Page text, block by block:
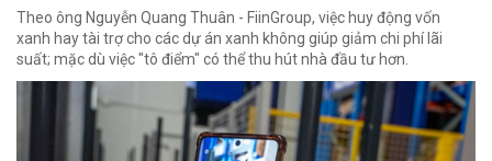
Theo ông Nguyễn Quang Thuân - FiinGroup, việc huy động vốn
xanh hay tài trợ cho các dự án xanh không giúp giảm chi phí lãi
suất; mặc dù việc "tô điểm" có thể thu hút nhà đầu tư hơn.